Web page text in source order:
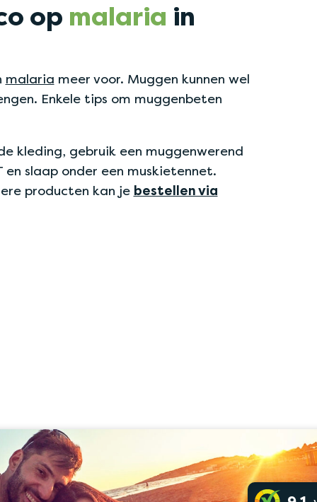
op malaria in
malaria meer voor. Muggen kunnen wel
Enkele tips om muggenbeten
kleding, gebruik een muggenwerend
en slaap onder een muskietennet.
producten kan je bestellen via